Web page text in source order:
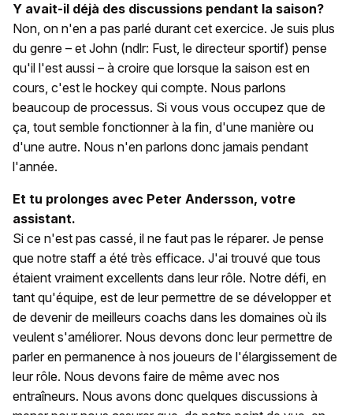
Y avait-il déjà des discussions pendant la saison?
Non, on n'en a pas parlé durant cet exercice. Je suis plus
du genre – et John (ndlr: Fust, le directeur sportif) pense
qu'il l'est aussi – à croire que lorsque la saison est en
cours, c'est le hockey qui compte. Nous parlons
beaucoup de processus. Si vous vous occupez que de
ça, tout semble fonctionner à la fin, d'une manière ou
d'une autre. Nous n'en parlons donc jamais pendant
l'année.
Et tu prolonges avec Peter Andersson, votre
assistant.
Si ce n'est pas cassé, il ne faut pas le réparer. Je pense
que notre staff a été très efficace. J'ai trouvé que tous
étaient vraiment excellents dans leur rôle. Notre défi, en
tant qu'équipe, est de leur permettre de se développer et
de devenir de meilleurs coachs dans les domaines où ils
veulent s'améliorer. Nous devons donc leur permettre de
parler en permanence à nos joueurs de l'élargissement de
leur rôle. Nous devons faire de même avec nos
entraîneurs. Nous avons donc quelques discussions à